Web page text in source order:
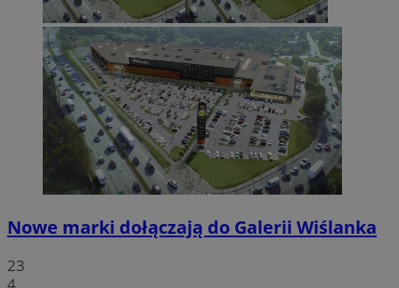
Nowe marki dołączają do Galerii Wiślanka
23